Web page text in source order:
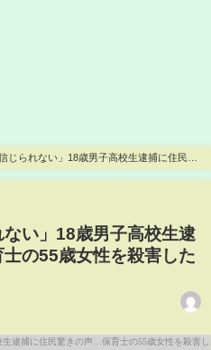
じられない」18歳男子高校生逮捕に住民驚
鹿児島・徳之島
ない」18歳男子高校生逮
の55歳女性を殺害した